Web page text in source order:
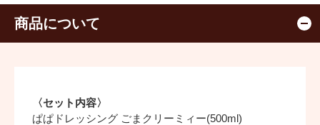
商品について
〈セット内容〉
ぱぱドレッシング ごまクリーミィー(500ml)